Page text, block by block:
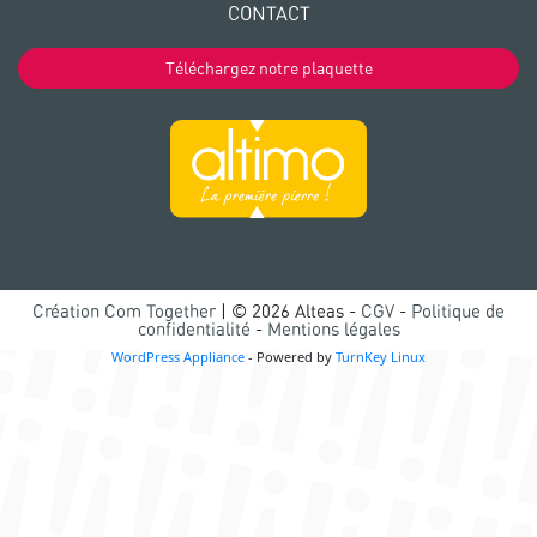
CONTACT
Téléchargez notre plaquette
Création Com Together | © 2026 Alteas - CGV - Politique de
confidentialité - Mentions légales
WordPress Appliance - Powered by TurnKey Linux